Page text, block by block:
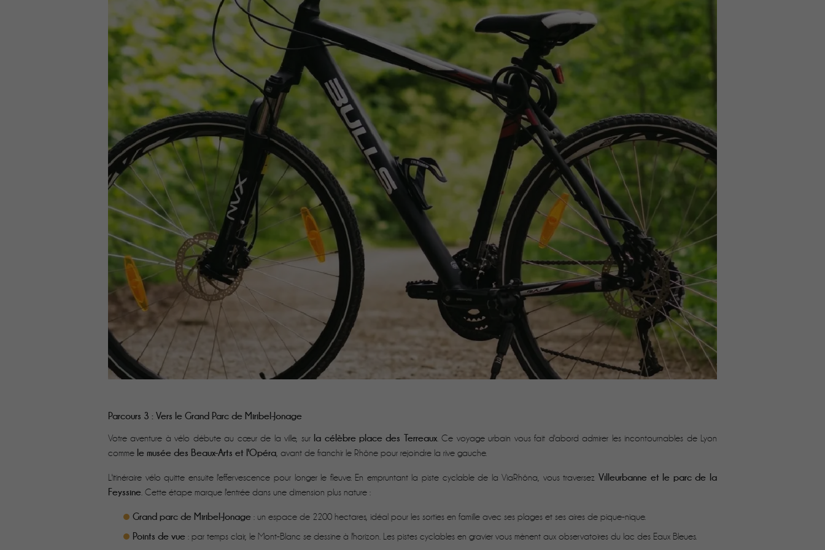
Parcours 3 : Vers le Grand Parc de Miribel-Jonage
Votre aventure à vélo débute au cœur de la ville, sur la célèbre place des Terreaux. Ce voyage urbain vous fait d'abord admirer les incontournables de Lyon
comme le musée des Beaux-Arts et l'Opéra , avant de franchir le Rhône pour rejoindre la rive gauche.
L'itinéraire vélo quitte ensuite l'effervescence pour longer le fleuve. En empruntant la piste cyclable de la ViaRhôna, vous traversezVilleurbanne et le parc de la
Feyssine . Cette étape marque l'entrée dans une dimension plus nature :
Grand parc de Miribel-Jonage : un espace de 2200 hectares, idéal pour les sorties en famille avec ses plages et ses aires de pique-nique.
Points de vue : par temps clair, le Mont-Blanc se dessine à l'horizon. Les pistes cyclables en gravier vous mènent aux observatoires du lac des Eaux Bleues.